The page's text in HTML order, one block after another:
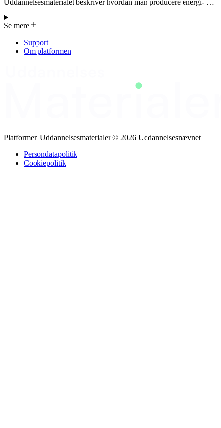
Uddannelsesmaterialet beskriver hvordan man producere energi- og
ventilation, lys) og ændret brugeradfærd.
Se mere
Support
Om platformen
Platformen Uddannelsesmaterialer © 2026 Uddannelsesnævnet
Persondatapolitik
Cookiepolitik